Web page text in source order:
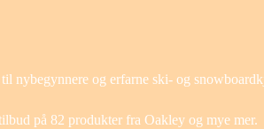
nybegynnere og erfarne ski- og
på 82 produkter fra Oakley og mye mer.